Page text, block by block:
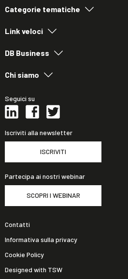
Categorie tematiche
Link veloci
DB Business
Chi siamo
Seguici su
Iscriviti alla newsletter
ISCRIVITI
Partecipa ai nostri webinar
SCOPRI I WEBINAR
Contatti
Informativa sulla privacy
Cookie Policy
Designed with TSW